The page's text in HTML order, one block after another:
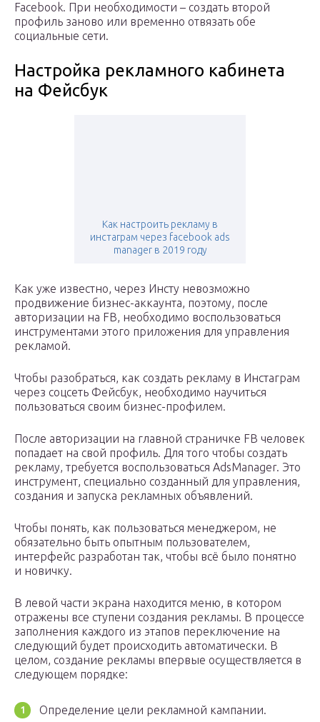
Facebook. При необходимости – создать второй
профиль заново или временно отвязать обе
социальные сети.
Настройка рекламного кабинета
на Фейсбук
Как настроить рекламу в
инстаграм через facebook ads
manager в 2019 году
Как уже известно, через Инсту невозможно
продвижение бизнес-аккаунта, поэтому, после
авторизации на FB, необходимо воспользоваться
инструментами этого приложения для управления
рекламой.
Чтобы разобраться, как создать рекламу в Инстаграм
через соцсеть Фейсбук, необходимо научиться
пользоваться своим бизнес-профилем.
После авторизации на главной страничке FB человек
попадает на свой профиль. Для того чтобы создать
рекламу, требуется воспользоваться AdsManager. Это
инструмент, специально созданный для управления,
создания и запуска рекламных объявлений.
Чтобы понять, как пользоваться менеджером, не
обязательно быть опытным пользователем,
интерфейс разработан так, чтобы всё было понятно
и новичку.
В левой части экрана находится меню, в котором
отражены все ступени создания рекламы. В процессе
заполнения каждого из этапов переключение на
следующий будет происходить автоматически. В
целом, создание рекламы впервые осуществляется в
следующем порядке:
Определение цели рекламной кампании.